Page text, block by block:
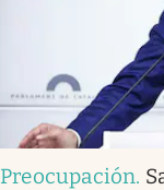
Preocupación.